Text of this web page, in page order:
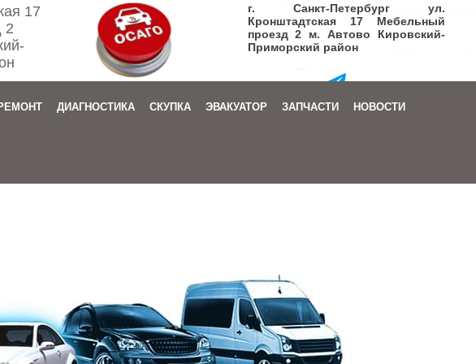
17
2
г. Санкт-Петербург ул.
Кронштадтская 17 Мебельный
проезд 2 м. Автово Кировский-
Приморский район
+7 (905) 206-08-72
+7 (905) 206-08-72
ДИАГНОСТИКА СКУПКА ЭВАКУАТОР ЗАПЧАСТИ НОВОСТИ